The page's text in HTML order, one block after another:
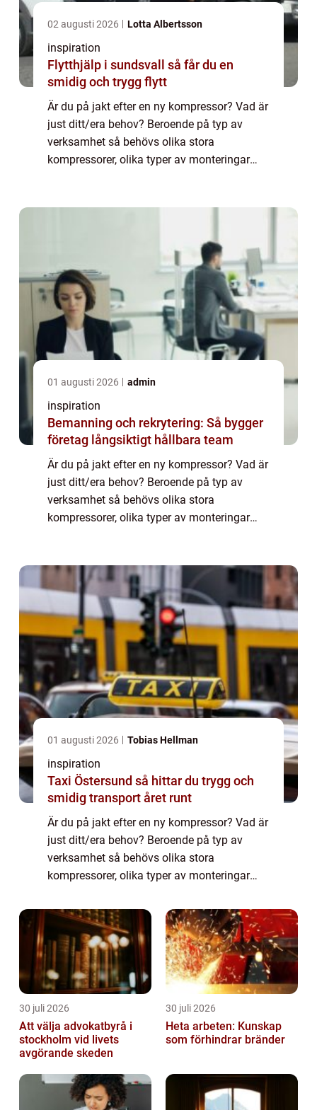
02 augusti 2026 Lotta Albertsson
inspiration
Flytthjälp i sundsvall så får du en
smidig och trygg flytt
Är du på jakt efter en ny kompressor? Vad är
just ditt/era behov? Beroende på typ av
verksamhet så behövs olika stora
kompressorer, olika typer av monteringar
01 augusti 2026 admin
inspiration
Bemanning och rekrytering: Så bygger
företag långsiktigt hållbara team
Är du på jakt efter en ny kompressor? Vad är
just ditt/era behov? Beroende på typ av
verksamhet så behövs olika stora
kompressorer, olika typer av monteringar
01 augusti 2026 Tobias Hellman
inspiration
Taxi Östersund så hittar du trygg och
smidig transport året runt
Är du på jakt efter en ny kompressor? Vad är
just ditt/era behov? Beroende på typ av
verksamhet så behövs olika stora
kompressorer, olika typer av monteringar
s&ari...
30 juli 2026
Att välja advokatbyrå i
stockholm vid livets
avgörande skeden
30 juli 2026
Heta arbeten: Kunskap
som förhindrar bränder